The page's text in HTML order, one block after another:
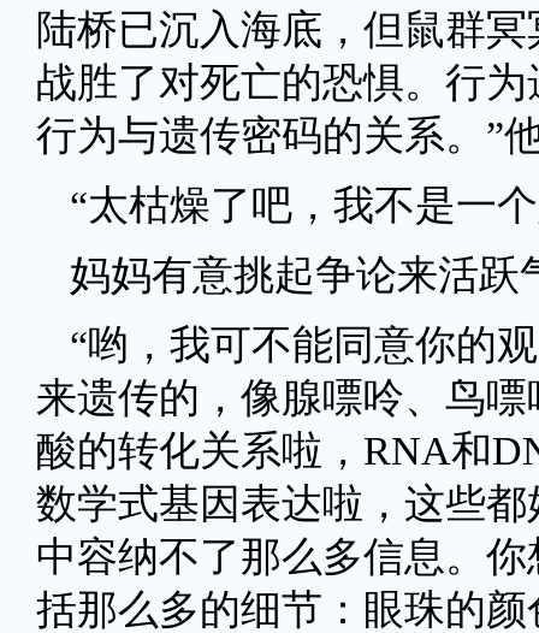
陆桥已沉入海底，但鼠群
战胜了对死亡的恐惧。行为
行为与遗传密码的关系。”
“太枯燥了吧，我不是一
妈妈有意挑起争论来活跃
“哟，我可不能同意你的
来遗传的，像腺嘌呤、鸟
酸的转化关系啦，RNA和
数学式基因表达啦，这些
中容纳不了那么多信息。
括那么多的细节：眼珠的